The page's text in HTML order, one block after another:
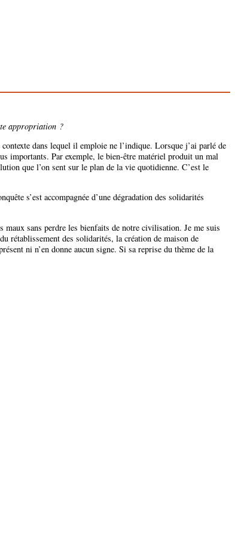
appropriation ?
dans lequel il emploie ne l’indique. Lorsque j’ai parlé de
importants. Par exemple, le bien-être matériel produit un mal
que l’on sent sur le plan de la vie quotidienne. C’est le
s’est accompagnée d’une dégradation des solidarités
maux sans perdre les bienfaits de notre civilisation. Je me suis
rétablissement des solidarités, la création de maison de
ni n’en donne aucun signe. Si sa reprise du thème de la